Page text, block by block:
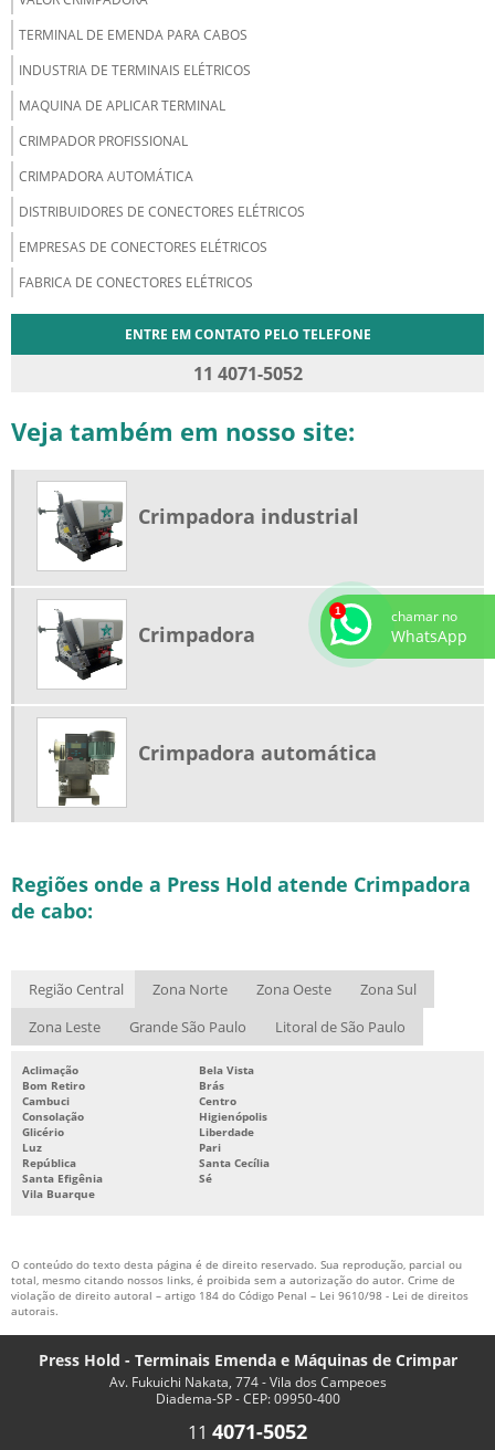
TERMINAL DE EMENDA PARA CABOS
INDUSTRIA DE TERMINAIS ELÉTRICOS
MAQUINA DE APLICAR TERMINAL
CRIMPADOR PROFISSIONAL
CRIMPADORA AUTOMÁTICA
DISTRIBUIDORES DE CONECTORES ELÉTRICOS
EMPRESAS DE CONECTORES ELÉTRICOS
FABRICA DE CONECTORES ELÉTRICOS
ENTRE EM CONTATO PELO TELEFONE
11 4071-5052
Veja também em nosso site:
Crimpadora industrial
Crimpadora
Crimpadora automática
Regiões onde a Press Hold atende Crimpadora
de cabo:
Região Central Zona Norte Zona Oeste
Zona Sul
Zona Leste
Grande São Paulo Litoral de São Paulo
Aclimação
Bela Vista
Bom Retiro
Brás
Cambuci
Centro
Consolação
Higienópolis
Glicério
Liberdade
Luz
Pari
República
Santa Cecília
Santa Efigênia
Sé
Vila Buarque
O conteúdo do texto desta página é de direito reservado. Sua reprodução, parcial ou
total, mesmo citando nossos links, é proibida sem a autorização do autor. Crime de
violação de direito autoral – artigo 184 do Código Penal – Lei 9610/98 - Lei de direitos
autorais.
Press Hold - Terminais Emenda e Máquinas de Crimpar
Av. Fukuichi Nakata, 774 - Vila dos Campeoes
Diadema-SP - CEP: 09950-400
11 4071-5052
chamar no
WhatsApp